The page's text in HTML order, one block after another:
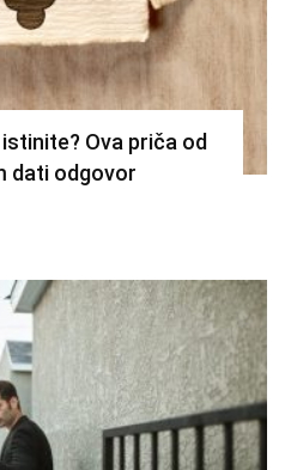
Ova priča od
dati odgovor